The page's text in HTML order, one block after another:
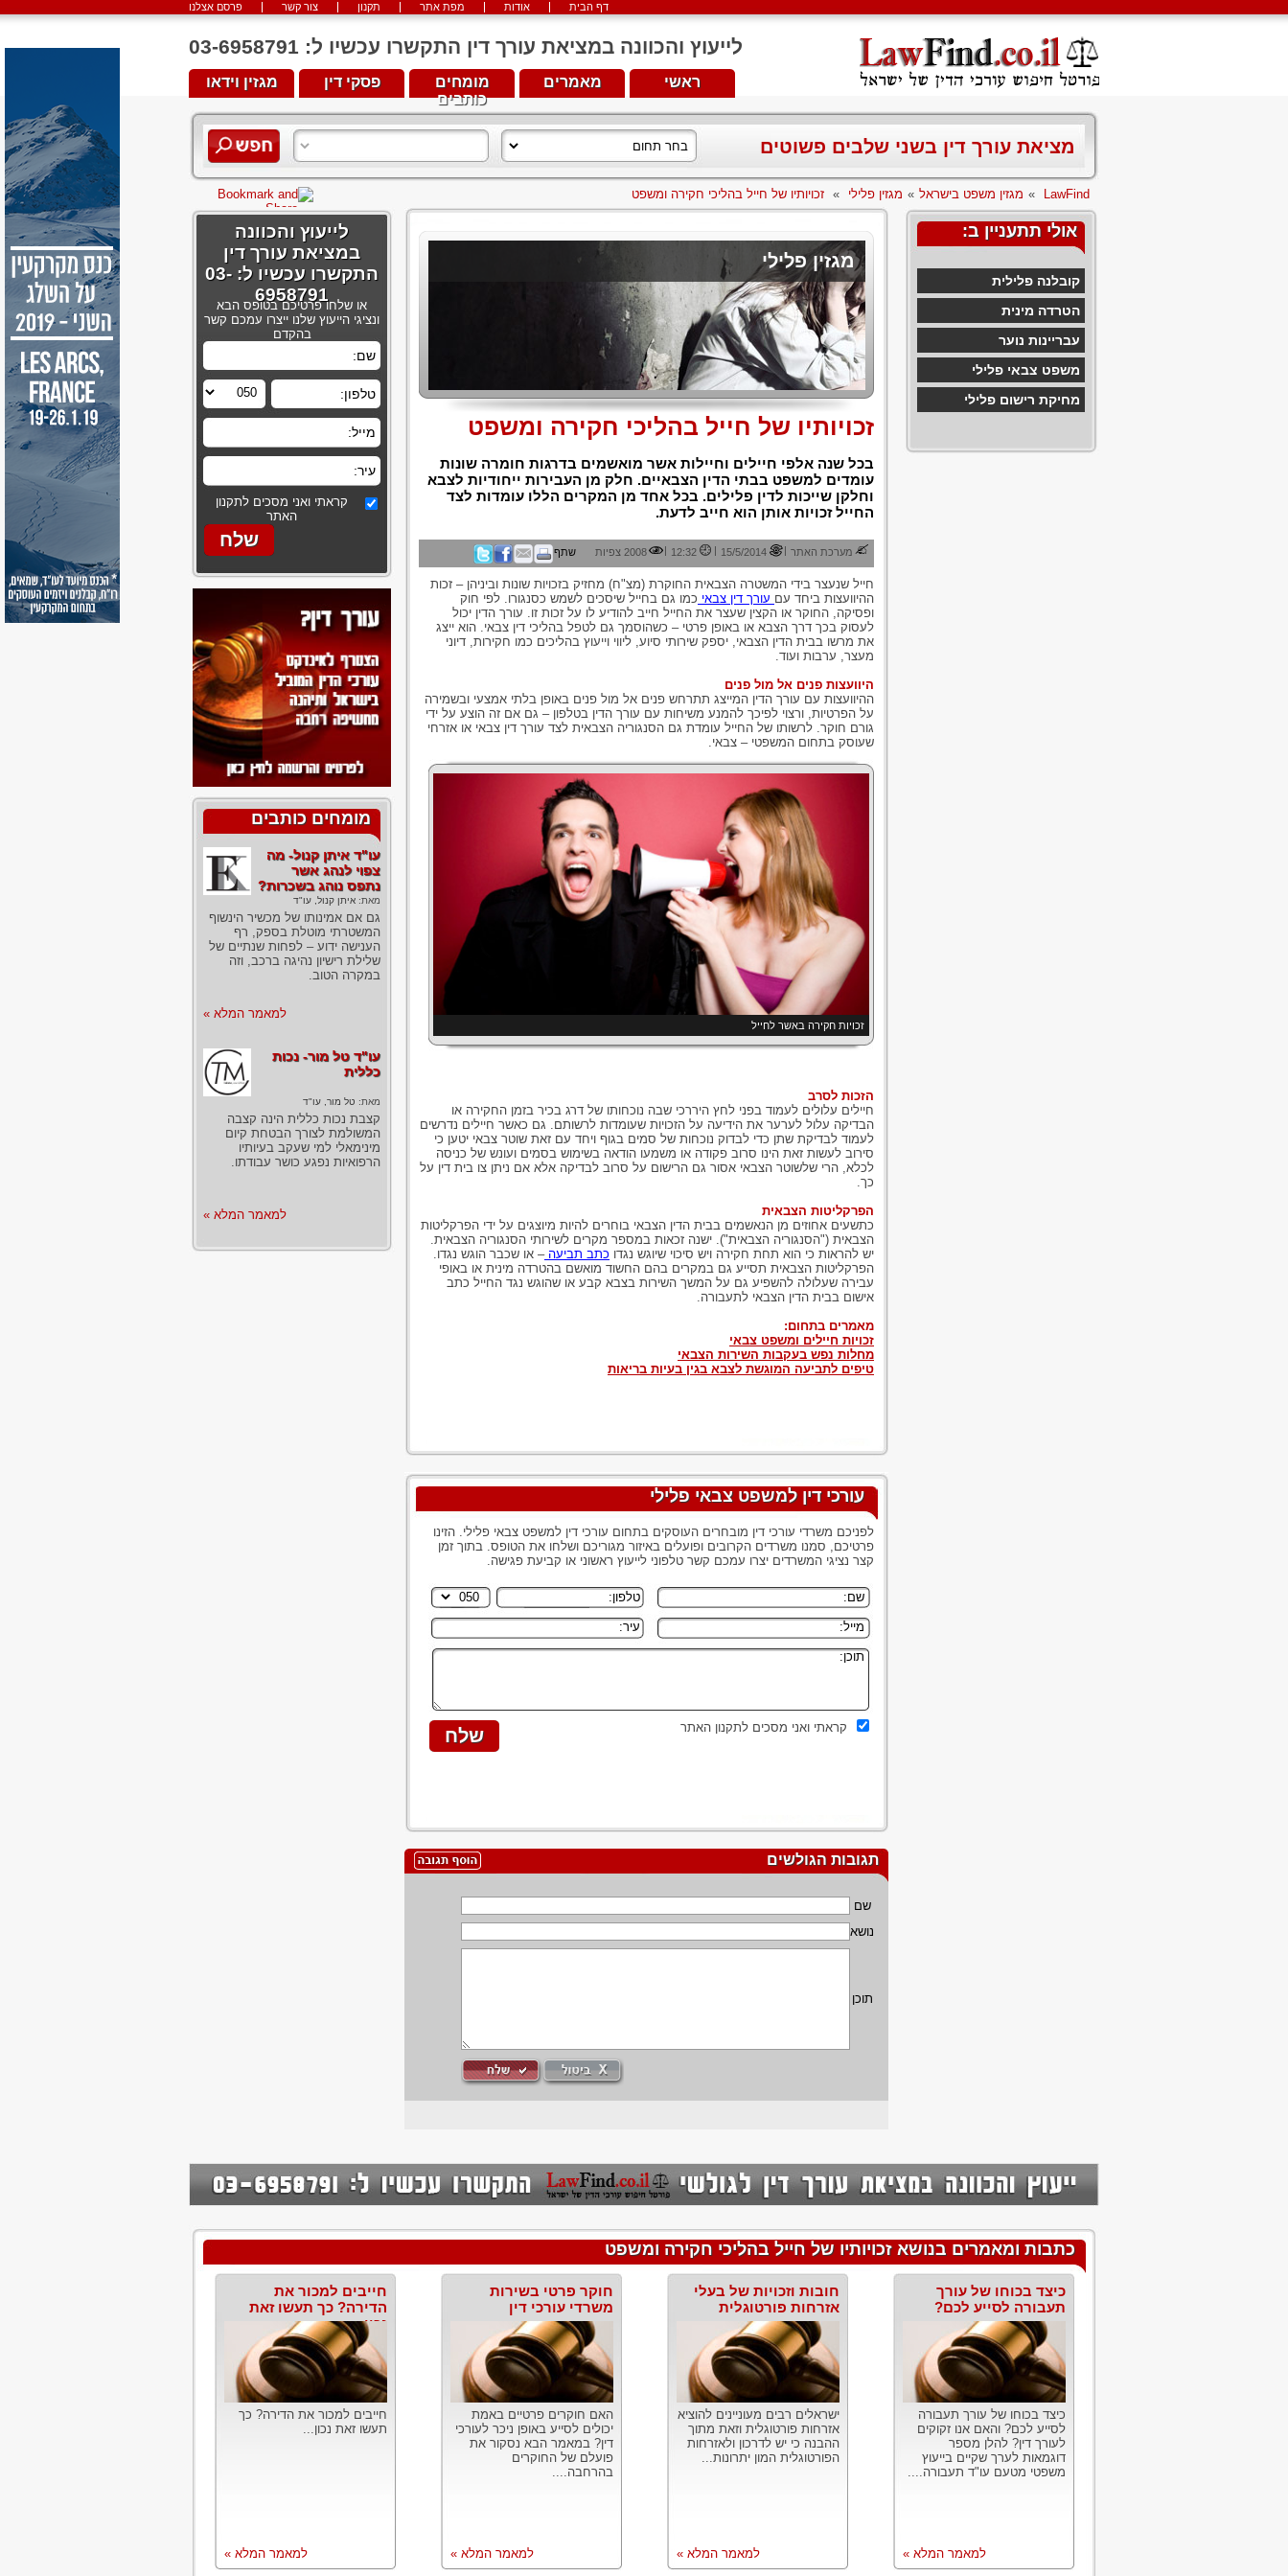
פרסם אצלנו צור קשר תקנון מפת אתר אודות דף הבית
לייעוץ והכוונה במציאת עורך דין התקשרו עכשיו ל: 03-6958791
מגזין וידאו פסקי דין
מומחים
כותבים
מאמרים ראשי
מציאת עורך דין בשני שלבים פשוטים
LawFind
» מגזין משפט בישראל » מגזין פלילי » זכויותיו של חייל בהליכי חקירה ומשפט
אולי תתעניין ב:
קובלנה פלילית
הטרדה מינית
עבריינות נוער
משפט צבאי פלילי
מחיקת רישום פלילי
מגזין פלילי
זכויותיו של חייל בהליכי חקירה ומשפט
בכל שנה אלפי חיילים וחיילות אשר מואשמים בדרגות חומרה שונות
עומדים למשפט בבתי הדין הצבאיים. חלק מן העבירות ייחודיות לצבא
וחלקן שייכות לדין פלילים. בכל אחד מן המקרים הללו עומדות לצד
החייל זכויות אותן הוא חייב לדעת.
מערכת האתר |
15/5/2014
|
12:32
| 2008 צפיות שתף
חייל שנעצר בידי המשטרה הצבאית החוקרת (מצ"ח) מחזיק בזכויות שונות וביניהן – זכות
ההיוועצות ביחד עם עורך דין צבאי כמו גם בחייל שיסכים לשמש כסנגורו. לפי חוק
ופסיקה, החוקר או הקצין שעצר את החייל חייב להודיע לו על זכות זו. עורך הדין יכול
לעסוק בכך דרך הצבא או באופן פרטי – כשהוסמך גם לטפל בהליכי דין צבאי. הוא ייצג
את מרשו בבית הדין הצבאי, יספק שירותי סיוע, ליווי וייעוץ בהליכים כמו חקירות, דיוני
מעצר, ערבות ועוד.
היוועצות פנים אל מול פנים
ההיוועצות עם עורך הדין המייצג תתרחש פנים אל מול פנים באופן בלתי אמצעי ובשמירה
על הפרטיות, ורצוי לפיכך להמנע משיחות עם עורך הדין בטלפון – גם אם זה הוצע על ידי
גורם חוקר. לרשותו של החייל עומדת גם הסנגוריה הצבאית לצד עורך דין צבאי או אזרחי
שעוסק בתחום המשפטי – צבאי.
זכויות חקירה באשר לחייל
הזכות לסרב
חיילים עלולים לעמוד בפני לחץ היררכי שבה נוכחותו של דרג בכיר בזמן החקירה או
הבדיקה עלול לערער את הידיעה על הזכויות שעומדות לרשותם. גם כאשר חיילים נדרשים
לעמוד לבדיקת שתן כדי לבדוק נוכחות של סמים בגוף ויחד עם זאת שוטר צבאי יטען כי
סירוב לעשות זאת הינו סרוב פקודה או משמעו הודאה בשימוש בסמים ועונש של כניסה
לכלא, הרי שלשוטר הצבאי אסור גם הרישום על סרוב לבדיקה אלא אם ניתן צו בית דין על
כך.
הפרקליטות הצבאית
כתשעים אחוזים מן הנאשמים בבית הדין הצבאי בוחרים להיות מיוצגים על ידי הפרקליטות
הצבאית ("הסנגוריה הצבאית"). ישנה זכאות במספר מקרים לשירותי הסנגוריה הצבאית.
יש להראות כי הוא תחת חקירה ויש סיכוי שיוגש נגדו כתב תביעה– או שכבר הוגש נגדו.
הפרקליטות הצבאית תסייע גם במקרים בהם החשוד מואשם בהטרדה מינית או באופי
עבירה שעלולה להשפיע גם על המשך השירות בצבא קבע או שהוגש נגד החייל כתב
אישום בבית הדין הצבאי לתעבורה.
מאמרים בתחום:
זכויות חיילים ומשפט צבאי
מחלות נפש בעקבות השירות הצבאי
טיפים לתביעה המוגשת לצבא בגין בעיות בריאות
עורכי דין למשפט צבאי פלילי
לפניכם משרדי עורכי דין מובחרים העוסקים בתחום עורכי דין למשפט צבאי פלילי. הזינו
פרטיכם, סמנו משרדים הקרובים ופועלים באיזור מגוריכם ושלחו את הטופס. בתוך זמן
קצר נציגי המשרדים יצרו עמכם קשר טלפוני לייעוץ ראשוני או קביעת פגישה.
קראתי ואני מסכים לתקנון האתר
תגובות הגולשים
שם
נושא
תוכן
לייעוץ והכוונה
במציאת עורך דין
התקשרו עכשיו ל: 03-
6958791
או שלחו פרטיכם בטופס הבא
ונציגי הייעוץ שלנו ייצרו עמכם קשר
בהקדם
קראתי ואני מסכים לתקנון
האתר
מומחים כותבים
עו"ד איתן קנול- מה
צפוי לנהג אשר
נתפס נוהג בשכרות?
מאת: איתן קנול, עו"ד
גם אם אמינותו של מכשיר הינשוף
המשטרתי מוטלת בספק, רף
הענישה ידוע – לפחות שנתיים של
שלילת רישיון נהיגה ברכב, וזה
במקרה הטוב.
למאמר המלא »
עו"ד טל מור- נכות
כללית
מאת: טל מור, עו"ד
קצבת נכות כללית הינה קצבה
המשולמת לצורך הבטחת קיום
מינימאלי למי שעקב בעיותיו
הרפואיות נפגע כושר עבודתו.
למאמר המלא »
כתבות ומאמרים בנושא זכויותיו של חייל בהליכי חקירה ומשפט
כיצד בכוחו של עורך
תעבורה לסייע לכם?
כיצד בכוחו של עורך תעבורה
לסייע לכם? והאם אנו זקוקים
לעורך דין? להלן מספר
דוגמאות לערך שקיים בייעוץ
משפטי מטעם עו"ד תעבורה....
למאמר המלא »
חובות וזכויות של בעלי
אזרחות פורטוגלית
ישראלים רבים מעוניינים להוציא
אזרחות פורטוגלית וזאת מתוך
ההבנה כי יש לדרכון ולאזרחות
הפורטוגלית המון יתרונות...
למאמר המלא »
חוקר פרטי בשירות
משרדי עורכי דין
האם חוקרים פרטיים באמת
יכולים לסייע באופן ניכר לעורכי
דין? במאמר הבא נסקור את
פועלם של החוקרים
בהרחבה....
למאמר המלא »
חייבים למכור את
הדירה? כך תעשו זאת
נכון
חייבים למכור את הדירה? כך
תעשו זאת נכון...
למאמר המלא »